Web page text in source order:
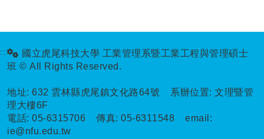
:::
國立虎尾科技大學 工業管理系暨工業工程與管理碩士
班 © All Rights Reserved.
地址:632 雲林縣虎尾鎮文化路64號 系辦位置: 文理暨管
理大樓6F
電話:05-6315706 傳真:05-6311548 email:
ie@nfu.edu.tw